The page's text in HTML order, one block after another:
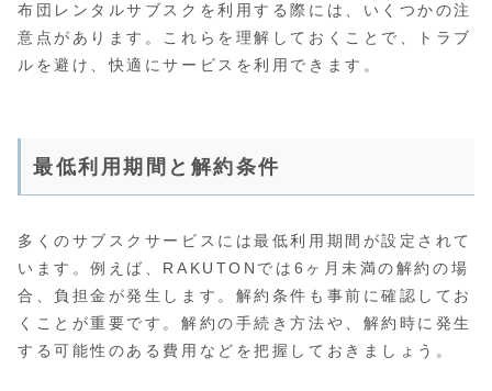
布団レンタルサブスクを利用する際には、いくつかの注
意点があります。これらを理解しておくことで、トラブ
ルを避け、快適にサービスを利用できます。
最低利用期間と解約条件
多くのサブスクサービスには最低利用期間が設定されて
います。例えば、RAKUTONでは6ヶ月未満の解約の場
合、負担金が発生します。解約条件も事前に確認してお
くことが重要です。解約の手続き方法や、解約時に発生
する可能性のある費用などを把握しておきましょう。